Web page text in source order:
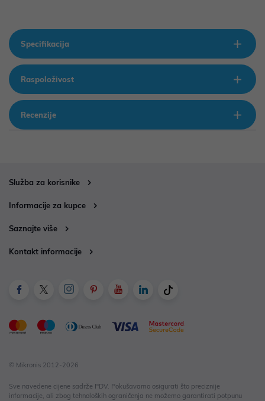
Specifikacija
Raspoloživost
Recenzije
Služba za korisnike
Informacije za kupce
Saznajte više
Kontakt informacije
© Mikronis 2012-2026
Sve navedene cijene sadrže PDV. Pokušavamo osigurati što preciznije
informacije, ali zbog tehnoloških ograničenja ne možemo garantirati potpunu